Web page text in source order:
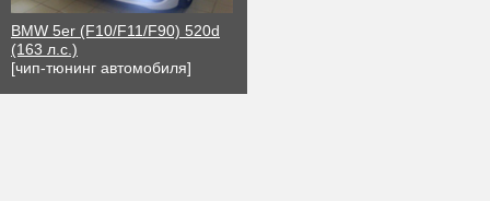
BMW 5er (F10/F11/F90) 520d
(163 л.с.)
[чип-тюнинг автомобиля]